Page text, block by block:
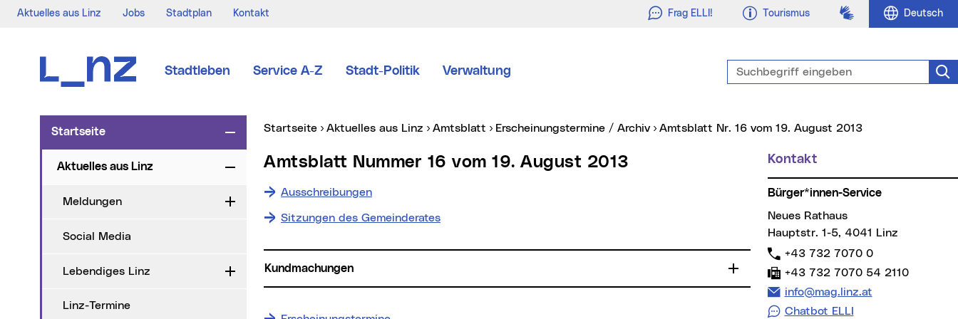
Aktuelles aus Linz Jobs Stadtplan Kontakt Frag ELLI! Tourismus Gebärdensprache
Deutsch
Stadtleben Service A-Z Stadt-Politik Verwaltung Suchbegriff eingeben
Startseite Zuklappen
Aktuelles aus Linz Zuklappen
Meldungen Aufklappen
Social Media
Lebendiges Linz Aufklappen
Linz-Termine
Sie sind hier:
Startseite Aktuelles aus Linz Amtsblatt Erscheinungstermine / Archiv Amtsblatt Nr. 16 vom 19. August 2013
Amtsblatt Nummer 16 vom 19. August 2013
Ausschreibungen
Sitzungen des Gemeinderates
Kundmachungen
Weitere Informationen
Kontakt
Bürger*innen-Service
Neues Rathaus
Hauptstr. 1-5, 4041 Linz
Telefon:
+43 732 7070 0
Fax:
+43 732 7070 54 2110
E-Mail Adresse:
info@mag.linz.at
Chatbot ELLI